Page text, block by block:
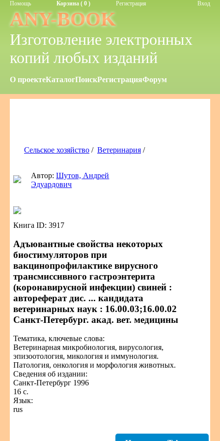
Помощь Корзина ( 0 ) Регистрация Вход
ANY-BOOK
Изготовление электронных
копий любых изданий
О проектеКаталогПоискРегистрацияФорум
Сельское хозяйство / Ветеринария /
Автор:Шутов, Андрей
Эдуардович
Книга ID: 3917
Адъювантные свойства некоторых
биостимуляторов при
вакцинопрофилактике вирусного
трансмиссивного гастроэнтерита
(коронавирусной инфекции) свиней :
автореферат дис. ... кандидата
ветеринарных наук : 16.00.03;16.00.02
Санкт-Петербург. акад. вет. медицины
Тематика, ключевые слова:
Ветеринарная микробиология, вирусология,
эпизоотология, микология и иммунология.
Патология, онкология и морфология животных.
Сведения об издании:
Санкт-Петербург 1996
16 с.
Язык:
rus